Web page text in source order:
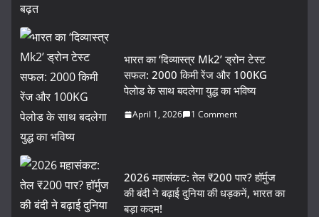
भारत का ‘दिव्यास्त्र Mk2’ ड्रोन टेस्ट
सफल: 2000 किमी रेंज और 100KG
पेलोड के साथ बदलेगा युद्ध का भविष्य
April 1, 2026 1 Comment
2026 महासंकट: तेल ₹200 पार? हॉर्मुज
की बंदी ने बढ़ाई दुनिया की धड़कनें, भारत का
बड़ा कदम!